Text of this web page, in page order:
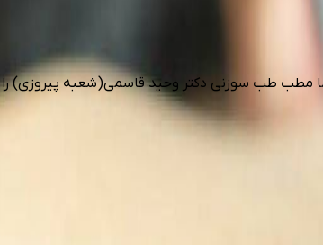
مطب طب سوزنی دکتر وحید قاسمی(شعبه پیروزی) را